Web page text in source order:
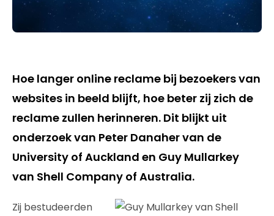
Hoe langer online reclame bij bezoekers van
websites in beeld blijft, hoe beter zij zich de
reclame zullen herinneren. Dit blijkt uit
onderzoek van Peter Danaher van de
University of Auckland en Guy Mullarkey
van Shell Company of Australia.
Zij bestudeerden